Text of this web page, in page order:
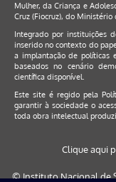
Mulher, da Criança e
Cruz (Fiocruz), do Ministério
Integrado por instituições
inserido no contexto do
a implantação de políticas
baseados no cenário
científica disponível.
Este site é regido pela
garantir à sociedade o
toda obra intelectual
Clique aqui
© Instituto Nacional de